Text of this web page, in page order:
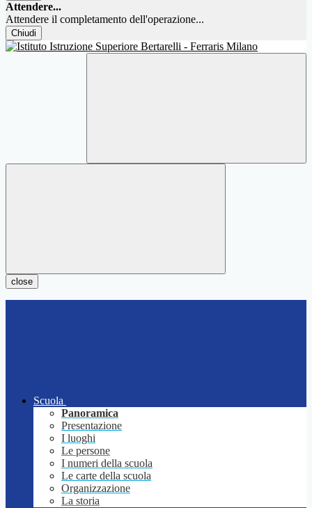
Attendere...
Attendere il completamento dell'operazione...
Chiudi
close
Scuola
Panoramica
Presentazione
I luoghi
Le persone
I numeri della scuola
Le carte della scuola
Organizzazione
La storia